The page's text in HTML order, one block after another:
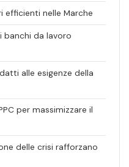
efficienti nelle Marche
banchi da lavoro
alle esigenze della
per massimizzare il
delle crisi rafforzano